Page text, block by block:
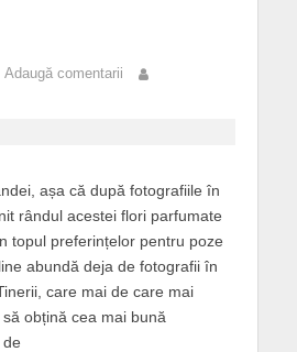
Adaugă comentarii
așa că după fotografiile în
rândul acestei flori parfumate
topul preferințelor pentru poze
abundă deja de fotografii în
care mai de care mai
obțină cea mai bună